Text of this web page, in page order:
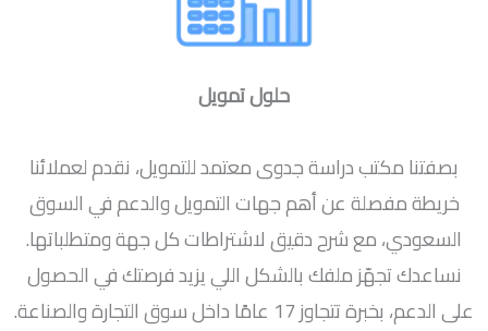
حلول تمويل
بصفتنا مكتب دراسة جدوى معتمد للتمويل، نقدم لعملائنا
خريطة مفصلة عن أهم جهات التمويل والدعم في السوق
السعودي، مع شرح دقيق لاشتراطات كل جهة ومتطلباتها.
نساعدك تجهّز ملفك بالشكل اللي يزيد فرصتك في الحصول
على الدعم، بخبرة تتجاوز 17 عامًا داخل سوق التجارة والصناعة.